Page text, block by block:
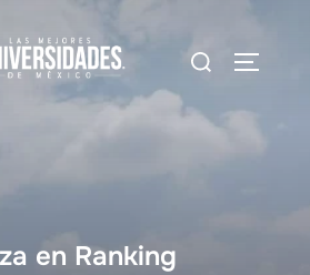
Buscar:
en Ranking